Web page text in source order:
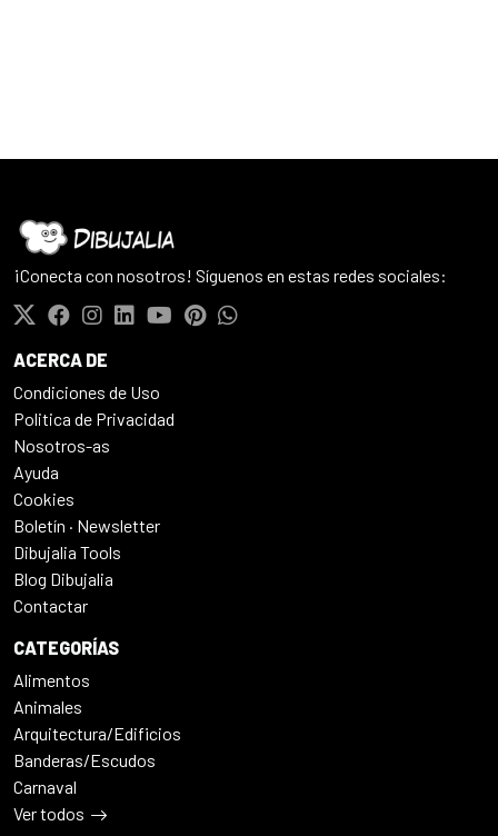
¡Conecta con nosotros! Síguenos en estas redes sociales:
ACERCA DE
Condiciones de Uso
Politica de Privacidad
Nosotros-as
Ayuda
Cookies
Boletín · Newsletter
Dibujalia Tools
Blog Dibujalia
Contactar
CATEGORÍAS
Alimentos
Animales
Arquitectura/Edificios
Banderas/Escudos
Carnaval
Ver todos